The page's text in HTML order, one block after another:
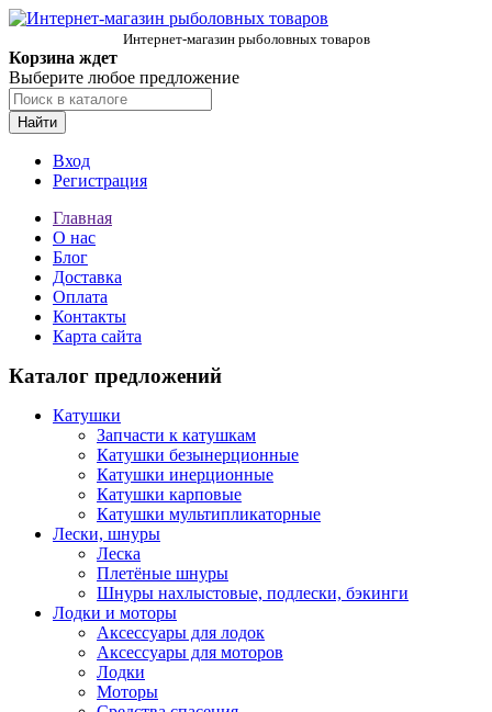
Интернет-магазин рыболовных товаров
Корзина ждет
Выберите любое предложение
Найти
Вход
Регистрация
Главная
О нас
Блог
Доставка
Оплата
Контакты
Карта сайта
Каталог предложений
Катушки
Запчасти к катушкам
Катушки безынерционные
Катушки инерционные
Катушки карповые
Катушки мультипликаторные
Лески, шнуры
Леска
Плетёные шнуры
Шнуры нахлыстовые, подлески, бэкинги
Лодки и моторы
Аксессуары для лодок
Аксессуары для моторов
Лодки
Моторы